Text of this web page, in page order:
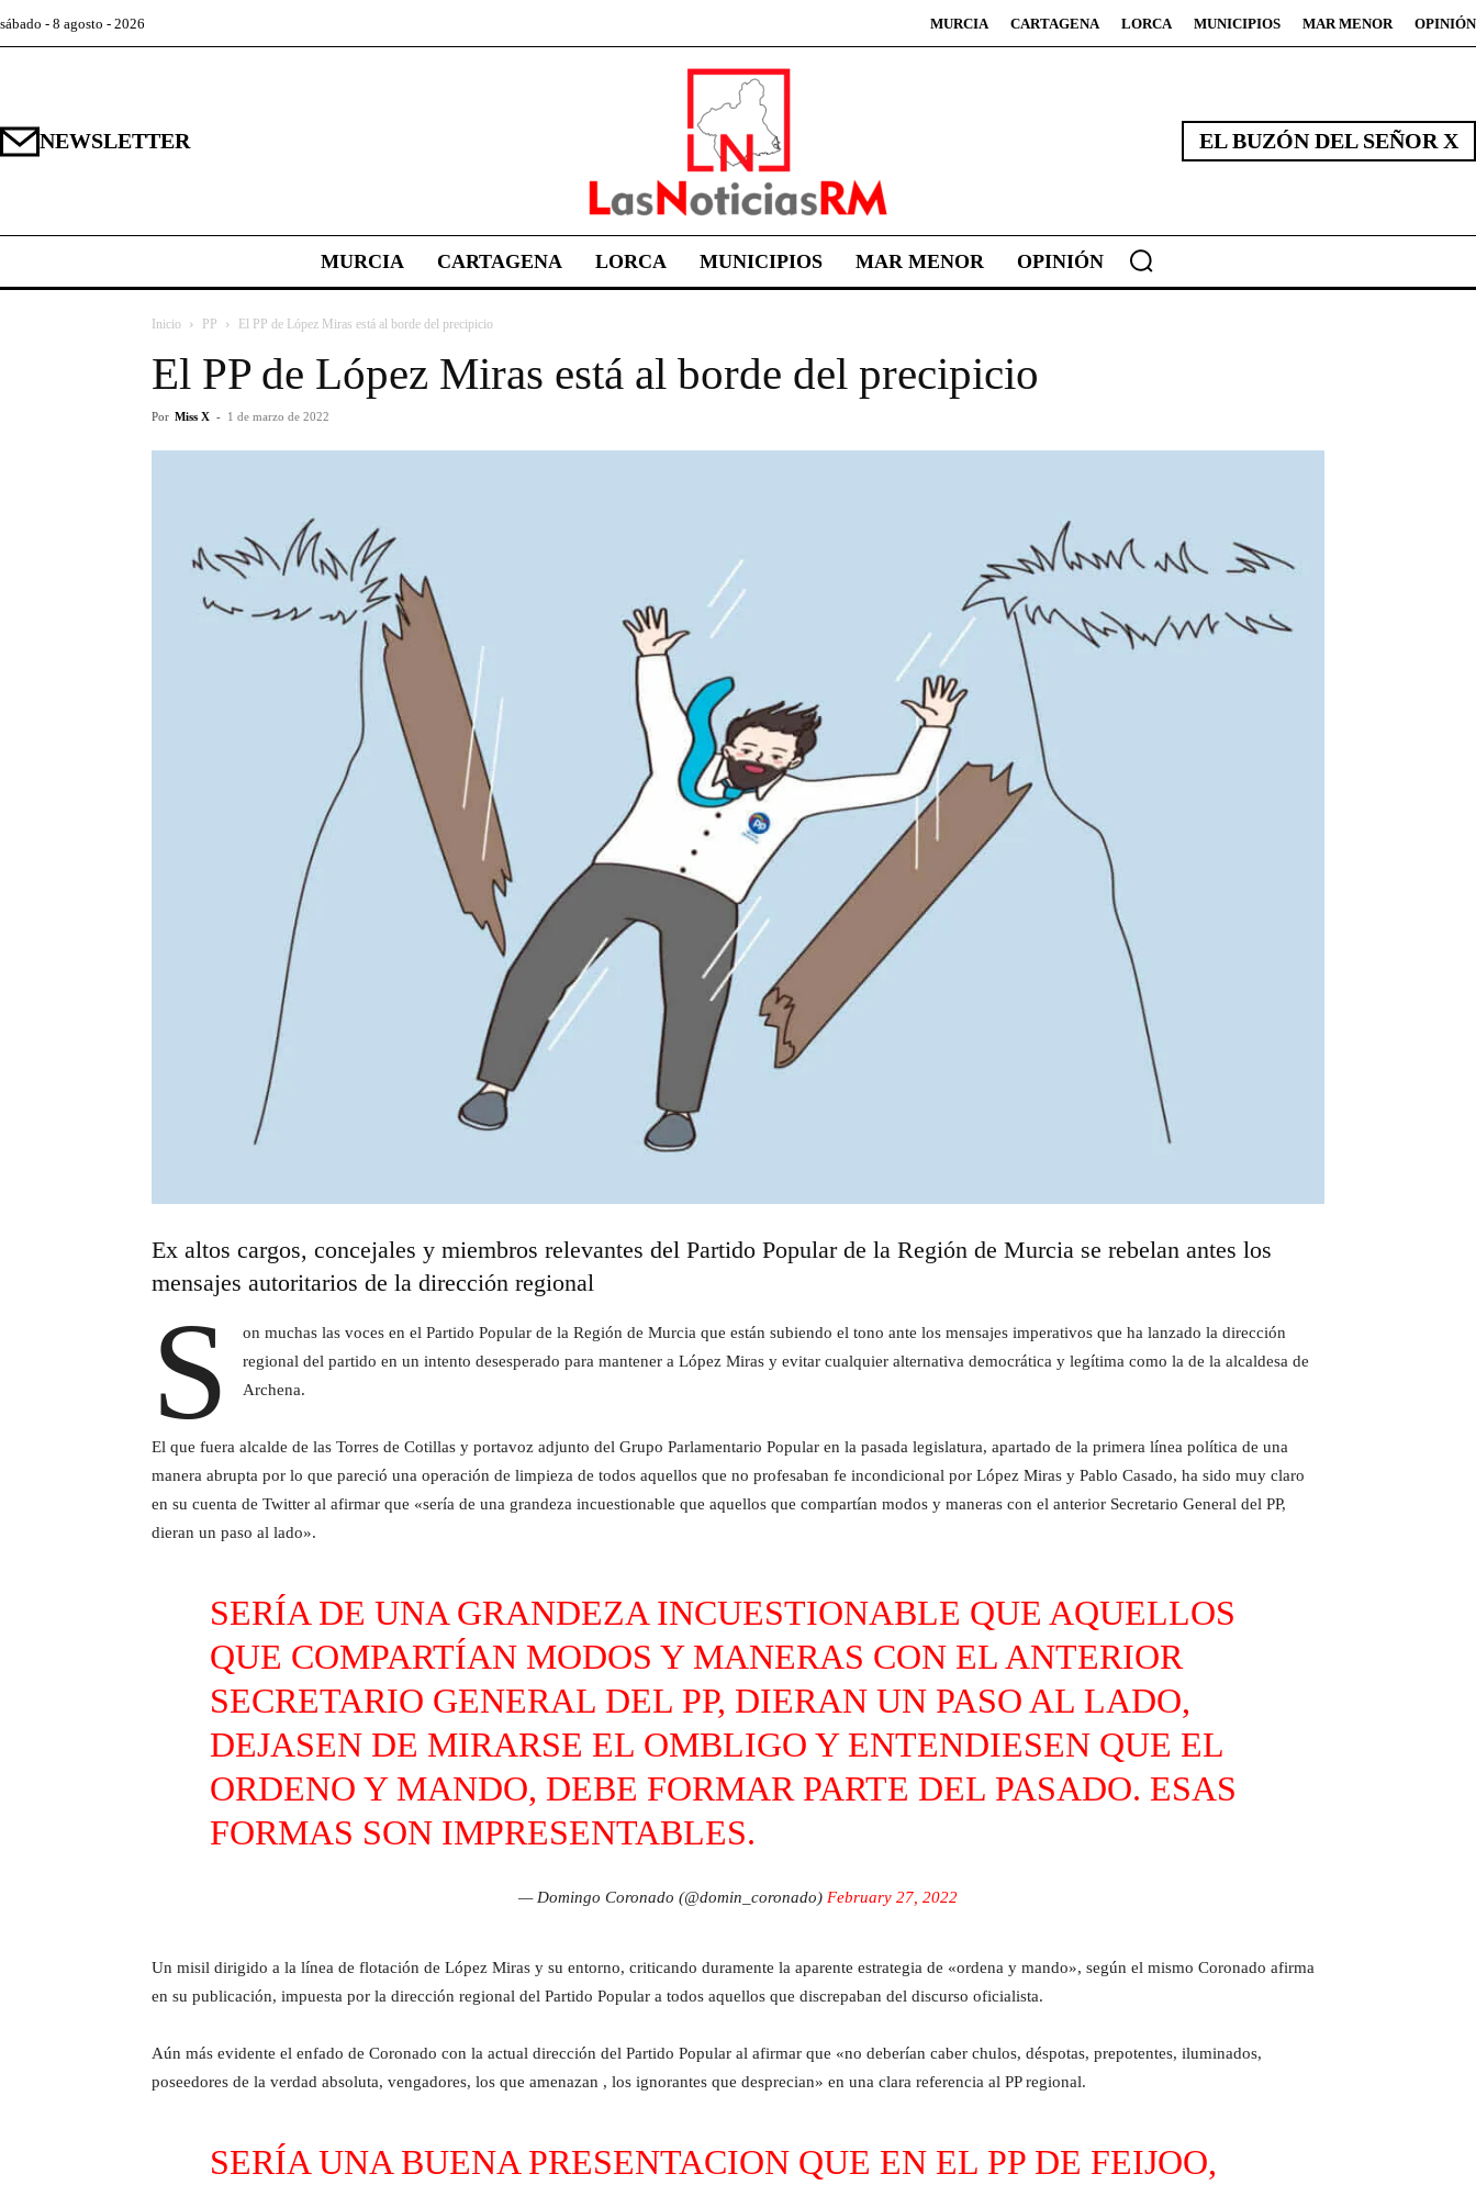
sábado - 8 agosto - 2026 MURCIA CARTAGENA LORCA MUNICIPIOS MAR MENOR OPINIÓN
NEWSLETTER EL BUZÓN DEL SEÑOR X
MURCIA CARTAGENA LORCA MUNICIPIOS MAR MENOR OPINIÓN
Inicio PP El PP de López Miras está al borde del precipicio
El PP de López Miras está al borde del precipicio
Por Miss X - 1 de marzo de 2022
Ex altos cargos, concejales y miembros relevantes del Partido Popular de la Región de Murcia se rebelan antes los
mensajes autoritarios de la dirección regional
S
on muchas las voces en el Partido Popular de la Región de Murcia que están subiendo el tono ante los mensajes imperativos que ha lanzado la dirección
regional del partido en un intento desesperado para mantener a López Miras y evitar cualquier alternativa democrática y legítima como la de la alcaldesa de
Archena.
El que fuera alcalde de las Torres de Cotillas y portavoz adjunto del Grupo Parlamentario Popular en la pasada legislatura, apartado de la primera línea política de una
manera abrupta por lo que pareció una operación de limpieza de todos aquellos que no profesaban fe incondicional por López Miras y Pablo Casado, ha sido muy claro
en su cuenta de Twitter al afirmar que «sería de una grandeza incuestionable que aquellos que compartían modos y maneras con el anterior Secretario General del PP,
dieran un paso al lado».
SERÍA DE UNA GRANDEZA INCUESTIONABLE QUE AQUELLOS
QUE COMPARTÍAN MODOS Y MANERAS CON EL ANTERIOR
SECRETARIO GENERAL DEL PP, DIERAN UN PASO AL LADO,
DEJASEN DE MIRARSE EL OMBLIGO Y ENTENDIESEN QUE EL
ORDENO Y MANDO, DEBE FORMAR PARTE DEL PASADO. ESAS
FORMAS SON IMPRESENTABLES.
— Domingo Coronado (@domin_coronado) February 27, 2022
Un misil dirigido a la línea de flotación de López Miras y su entorno, criticando duramente la aparente estrategia de «ordena y mando», según el mismo Coronado afirma
en su publicación, impuesta por la dirección regional del Partido Popular a todos aquellos que discrepaban del discurso oficialista.
Aún más evidente el enfado de Coronado con la actual dirección del Partido Popular al afirmar que «no deberían caber chulos, déspotas, prepotentes, iluminados,
poseedores de la verdad absoluta, vengadores, los que amenazan , los ignorantes que desprecian» en una clara referencia al PP regional.
SERÍA UNA BUENA PRESENTACION QUE EN EL PP DE FEIJOO,